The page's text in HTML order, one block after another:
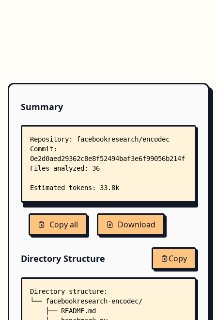
Summary
Copy all Download
Directory Structure Copy
Directory structure:
└── facebookresearch-encodec/
    ├── README.md